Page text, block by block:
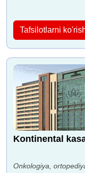
Tafsilotlarni
Kontinental
Onkologiya,